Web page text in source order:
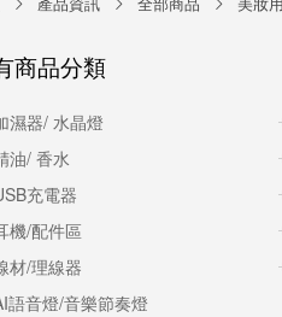
商品分類
濕器/ 水晶燈
油/ 香水
充電器
機/配件區
材/理線器
語音燈/音樂節奏燈